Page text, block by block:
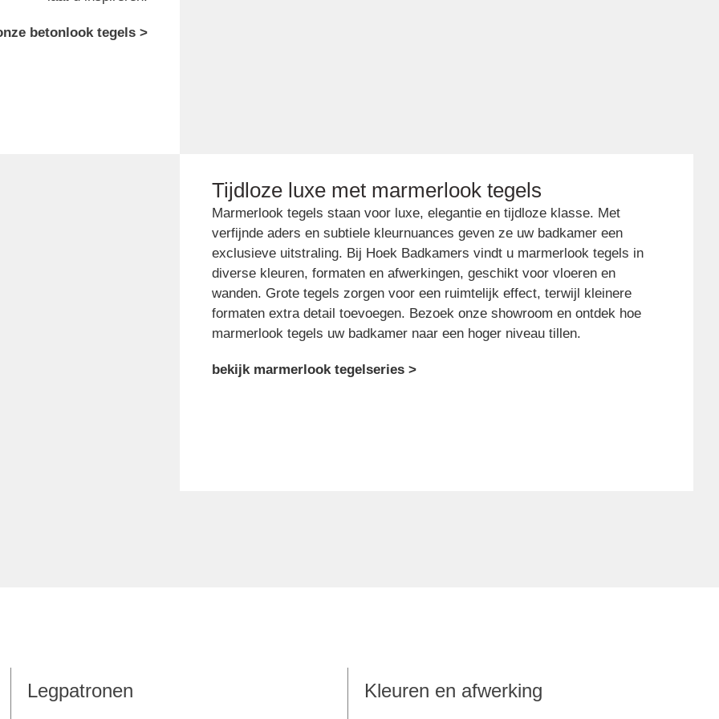
betonlook tegels >
Tijdloze luxe met marmerlook tegels
Marmerlook tegels staan voor luxe, elegantie en tijdloze klasse. Met
verfijnde aders en subtiele kleurnuances geven ze uw badkamer een
exclusieve uitstraling. Bij Hoek Badkamers vindt u marmerlook tegels in
diverse kleuren, formaten en afwerkingen, geschikt voor vloeren en
wanden. Grote tegels zorgen voor een ruimtelijk effect, terwijl kleinere
formaten extra detail toevoegen. Bezoek onze showroom en ontdek hoe
marmerlook tegels uw badkamer naar een hoger niveau tillen.
bekijk marmerlook tegelseries >
Legpatronen Kleuren en afwerking